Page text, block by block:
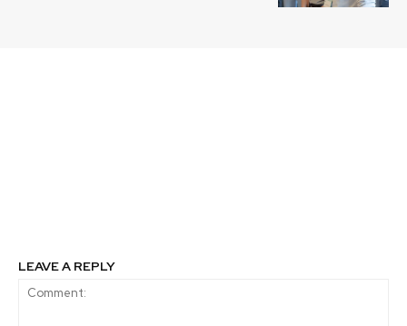
LEAVE A REPLY